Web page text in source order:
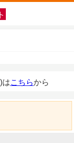
はこちらから